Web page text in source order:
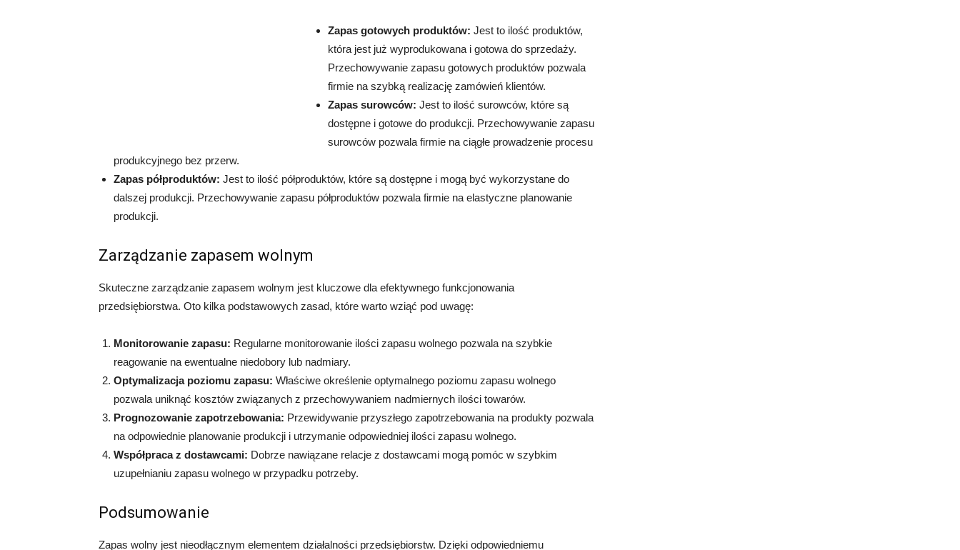
Zapas gotowych produktów: Jest to ilość produktów,
która jest już wyprodukowana i gotowa do sprzedaży.
Przechowywanie zapasu gotowych produktów pozwala
firmie na szybką realizację zamówień klientów.
Zapas surowców: Jest to ilość surowców, które są
dostępne i gotowe do produkcji. Przechowywanie zapasu
surowców pozwala firmie na ciągłe prowadzenie procesu
produkcyjnego bez przerw.
Zapas półproduktów: Jest to ilość półproduktów, które są dostępne i mogą być wykorzystane do
dalszej produkcji. Przechowywanie zapasu półproduktów pozwala firmie na elastyczne planowanie
produkcji.
Zarządzanie zapasem wolnym
Skuteczne zarządzanie zapasem wolnym jest kluczowe dla efektywnego funkcjonowania
przedsiębiorstwa. Oto kilka podstawowych zasad, które warto wziąć pod uwagę:
Monitorowanie zapasu: Regularne monitorowanie ilości zapasu wolnego pozwala na szybkie
reagowanie na ewentualne niedobory lub nadmiary.
Optymalizacja poziomu zapasu: Właściwe określenie optymalnego poziomu zapasu wolnego
pozwala uniknąć kosztów związanych z przechowywaniem nadmiernych ilości towarów.
Prognozowanie zapotrzebowania: Przewidywanie przyszłego zapotrzebowania na produkty pozwala
na odpowiednie planowanie produkcji i utrzymanie odpowiedniej ilości zapasu wolnego.
Współpraca z dostawcami: Dobrze nawiązane relacje z dostawcami mogą pomóc w szybkim
uzupełnianiu zapasu wolnego w przypadku potrzeby.
Podsumowanie
Zapas wolny jest nieodłącznym elementem działalności przedsiębiorstw. Dzięki odpowiedniemu